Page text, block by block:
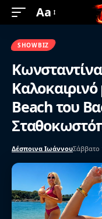
Aa
SHOWBIZ
Beach του
Δέσποινα ΙωάννουΣάββατο